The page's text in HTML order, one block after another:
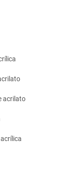
acrilato